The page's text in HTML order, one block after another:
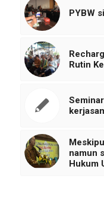
PYBW
Rutin
namun
Hukum